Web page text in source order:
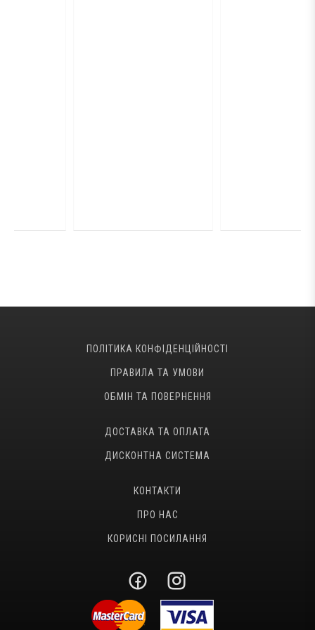
ПОЛІТИКА КОНФІДЕНЦІЙНОСТІ
ПРАВИЛА ТА УМОВИ
ОБМІН ТА ПОВЕРНЕННЯ
ДОСТАВКА ТА ОПЛАТА
ДИСКОНТНА СИСТЕМА
КОНТАКТИ
ПРО НАС
КОРИСНІ ПОСИЛАННЯ